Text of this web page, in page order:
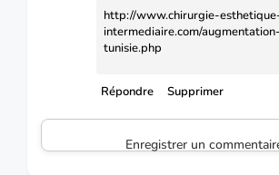
http://www.chirurgie-
intermediaire.com/
tunisie.php
Répondre Supprimer
Enregistrer un